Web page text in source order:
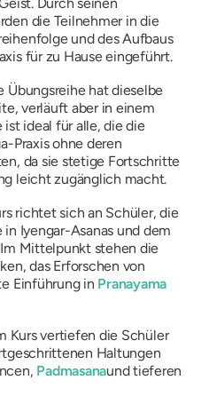
Durch seinen
die Teilnehmer in die
und des Aufbaus
für zu Hause eingeführt.
Übungsreihe hat dieselbe
verläuft aber in einem
ist ideal für alle, die die
Praxis ohne deren
da sie stetige Fortschritte
leicht zugänglich macht.
richtet sich an Schüler, die
Iyengar-Asanas und dem
Mittelpunkt stehen die
das Erforschen von
Einführung in Pranayama
Kurs vertiefen die Schüler
Haltungen
Padmasanaund tieferen